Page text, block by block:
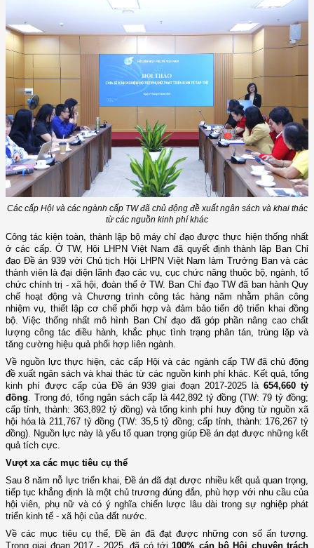
Các cấp Hội và các ngành cấp TW đã chủ động đề xuất ngân sách và khai thác
từ các nguồn kinh phí khác
Công tác kiện toàn, thành lập bộ máy chỉ đạo được thực hiện thống nhất
ở các cấp. Ở TW, Hội LHPN Việt Nam đã quyết định thành lập Ban Chỉ
đạo Đề án 939 với Chủ tịch Hội LHPN Việt Nam làm Trưởng Ban và các
thành viên là đại diện lãnh đạo các vụ, cục chức năng thuộc bộ, ngành, tổ
chức chính trị - xã hội, đoàn thể ở TW. Ban Chỉ đạo TW đã ban hành Quy
chế hoạt động và Chương trình công tác hàng năm nhằm phân công
nhiệm vụ, thiết lập cơ chế phối hợp và đảm bảo tiến độ triển khai đồng
bộ. Việc thống nhất mô hình Ban Chỉ đạo đã góp phần nâng cao chất
lượng công tác điều hành, khắc phục tình trạng phân tán, trùng lặp và
tăng cường hiệu quả phối hợp liên ngành.
Về nguồn lực thực hiện, các cấp Hội và các ngành cấp TW đã chủ động
đề xuất ngân sách và khai thác từ các nguồn kinh phí khác. Kết quả, tổng
kinh phí được cấp của Đề án 939 giai đoạn 2017-2025 là654,660 tỷ
đồng. Trong đó, tổng ngân sách cấp là 442,892 tỷ đồng (TW: 79 tỷ đồng;
cấp tỉnh, thành: 363,892 tỷ đồng) và tổng kinh phí huy động từ nguồn xã
hội hóa là 211,767 tỷ đồng (TW: 35,5 tỷ đồng; cấp tỉnh, thành: 176,267 tỷ
đồng). Nguồn lực này là yếu tố quan trọng giúp Đề án đạt được những kết
quả tích cực.
Vượt xa các mục tiêu cụ thể
Sau 8 năm nỗ lực triển khai, Đề án đã đạt được nhiều kết quả quan trọng,
tiếp tục khẳng định là một chủ trương đúng đắn, phù hợp với nhu cầu của
hội viên, phụ nữ và có ý nghĩa chiến lược lâu dài trong sự nghiệp phát
triển kinh tế - xã hội của đất nước.
Về các mục tiêu cụ thể, Đề án đã đạt được những con số ấn tượng.
Trong giai đoạn 2017 - 2025, đã có tới100% cán bộ Hội chuyên trách